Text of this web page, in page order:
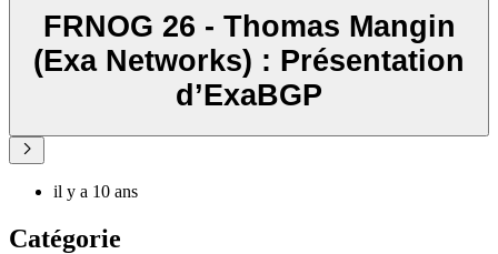
FRNOG 26 - Thomas Mangin
(Exa Networks) : Présentation
d’ExaBGP
il y a 10 ans
Catégorie